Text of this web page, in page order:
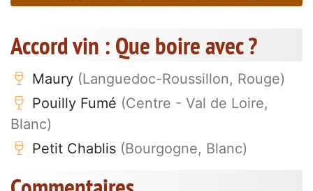
Accord vin : Que boire avec ?
Maury (Languedoc-Roussillon, Rouge)
Pouilly Fumé (Centre - Val de Loire,
Blanc)
Petit Chablis (Bourgogne, Blanc)